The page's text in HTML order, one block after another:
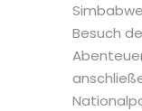
Besuch